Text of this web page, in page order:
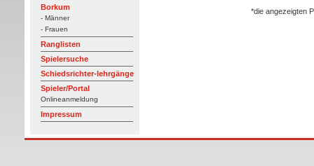
Borkum
- Männer
- Frauen
Ranglisten
Spielersuche
Schiedsrichter-lehrgänge
Spieler/Portal
Onlineanmeldung
Impressum
*die angezeigten